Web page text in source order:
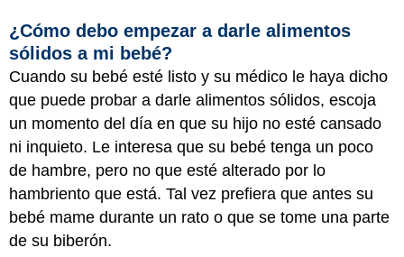
¿Cómo debo empezar a darle alimentos
sólidos a mi bebé?
Cuando su bebé esté listo y su médico le haya dicho
que puede probar a darle alimentos sólidos, escoja
un momento del día en que su hijo no esté cansado
ni inquieto. Le interesa que su bebé tenga un poco
de hambre, pero no que esté alterado por lo
hambriento que está. Tal vez prefiera que antes su
bebé mame durante un rato o que se tome una parte
de su biberón.